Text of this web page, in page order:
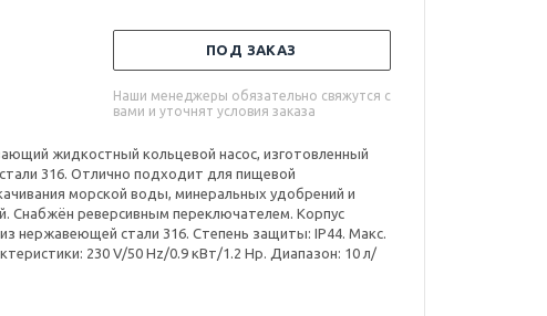
ПОД ЗАКАЗ
Наши менеджеры обязательно свяжутся с
вами и уточнят условия заказа
жидкостный кольцевой насос, изготовленный
316. Отлично подходит для пищевой
морской воды, минеральных удобрений и
Снабжён реверсивным переключателем. Корпус
нержавеющей стали 316. Степень защиты: IP44. Макс.
230 V/50 Hz/0.9 кВт/1.2 Hp. Диапазон: 10 л/